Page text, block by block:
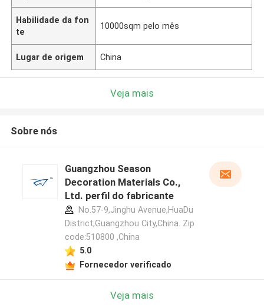
Habilidade da fon
te
10000sqm pelo mês
Lugar de origem China
Veja mais
Sobre nós
Guangzhou Season
Decoration Materials Co.,
Ltd. perfil do fabricante
No.57-9,Jinghu Avenue,HuaDu
District,Guangzhou City,China. Zip
code:510800 ,China
5.0
Fornecedor verificado
Veja mais